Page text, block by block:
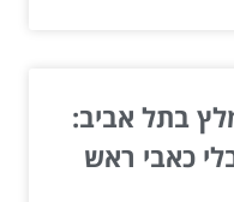
בתל אביב:
כאבי ראש